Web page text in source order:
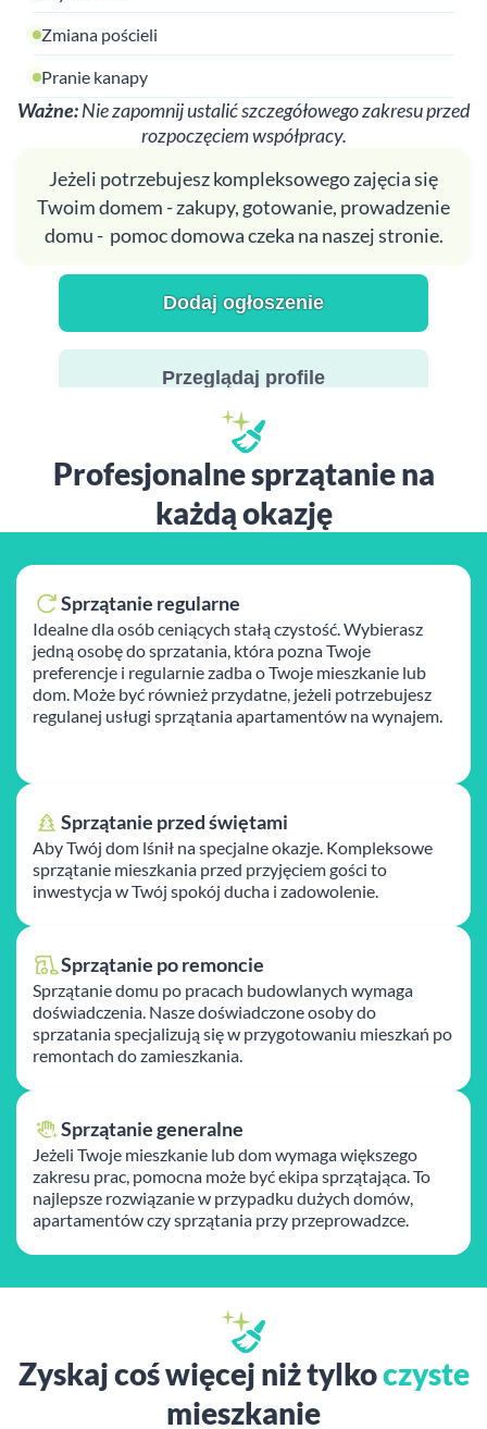
Zmiana pościeli
Pranie kanapy
Ważne:Nie zapomnij ustalić szczegółowego zakresu przed
rozpoczęciem współpracy.
Jeżeli potrzebujesz kompleksowego zajęcia się
Twoim domem - zakupy, gotowanie, prowadzenie
domu - pomoc domowa czeka na naszej stronie.
Dodaj ogłoszenie
Przeglądaj profile
Profesjonalne sprzątanie na
każdą okazję
Sprzątanie regularne
Idealne dla osób ceniących stałą czystość. Wybierasz
jedną osobę do sprzatania, która pozna Twoje
preferencje i regularnie zadba o Twoje mieszkanie lub
dom. Może być również przydatne, jeżeli potrzebujesz
regulanej usługi sprzątania apartamentów na wynajem.
Sprzątanie przed świętami
Aby Twój dom lśnił na specjalne okazje. Kompleksowe
sprzątanie mieszkania przed przyjęciem gości to
inwestycja w Twój spokój ducha i zadowolenie.
Sprzątanie po remoncie
Sprzątanie domu po pracach budowlanych wymaga
doświadczenia. Nasze doświadczone osoby do
sprzatania specjalizują się w przygotowaniu mieszkań po
remontach do zamieszkania.
Sprzątanie generalne
Jeżeli Twoje mieszkanie lub dom wymaga większego
zakresu prac, pomocna może być ekipa sprzątająca. To
najlepsze rozwiązanie w przypadku dużych domów,
apartamentów czy sprzątania przy przeprowadzce.
Zyskaj coś więcej niż tylkoczyste
mieszkanie